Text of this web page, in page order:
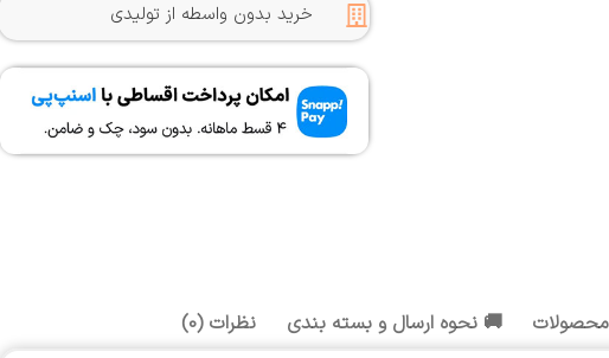
خرید بدون واسطه از تولیدی
محصولات 🚚 نحوه ارسال و بسته بندی نظرات (0)